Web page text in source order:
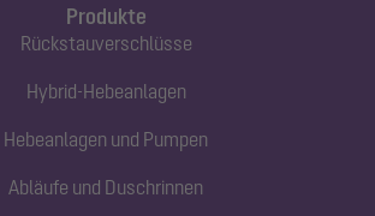
Produkte
Rückstauverschlüsse
Hybrid-Hebeanlagen
Hebeanlagen und Pumpen
Abläufe und Duschrinnen